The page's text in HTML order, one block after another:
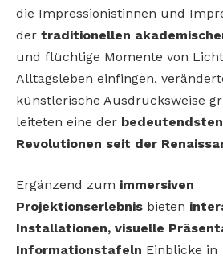
die Impressionistinnen und
der traditionellen
und flüchtige Momente von
Alltagsleben einfingen,
künstlerische Ausdrucksweise
leiteten eine der
Revolutionen seit der
Ergänzend zum immersiven
Projektionserlebnis bieten
Installationen, visuelle
Informationstafeln Einblicke in